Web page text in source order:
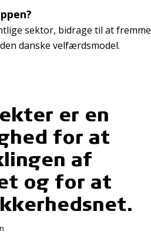
sektor, bidrage til at fremme
danske velfærdsmodel.
er en
for at
af
og for at